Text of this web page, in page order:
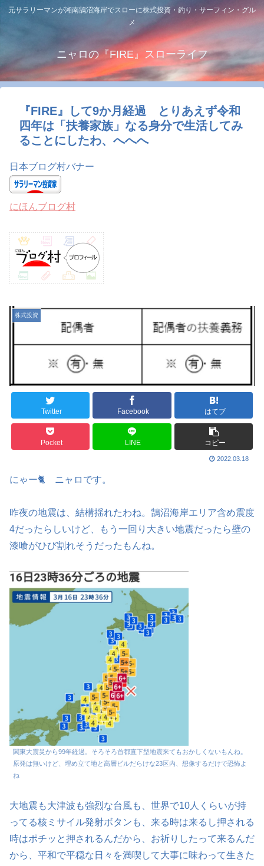
元サラリーマンが湘南鵠沼海岸でスローに株式投資・釣り・サーフィン・グル
メ
ニャロの『FIRE』スローライフ
『FIRE』して9か月経過 とりあえず令和
四年は「扶養家族」なる身分で生活してみ
ることにしたわ、へへへ
日本ブログ村バナー
にほんブログ村
株式投資
Twitter Facebook はてブ
Pocket LINE コピー
2022.03.18
にゃー🐈 ニャロです。
昨夜の地震は、結構揺れたわね。鵠沼海岸エリア含め震度
4だったらしいけど、もう一回り大きい地震だったら壁の
漆喰がひび割れそうだったもんね。
関東大震災から99年経過。そろそろ首都直下型地震来てもおかしくないもんね。
原発は無いけど、埋め立て地と高層ビルだらけな23区内、想像するだけで恐怖よ
ね
大地震も大津波も強烈な台風も、世界で10人くらいが持
ってる核ミサイル発射ボタンも、来る時は来るし押される
時はポチッと押されるんだから、お祈りしたって来るんだ
から、平和で平穏な日々を満喫して大事に味わって生きた